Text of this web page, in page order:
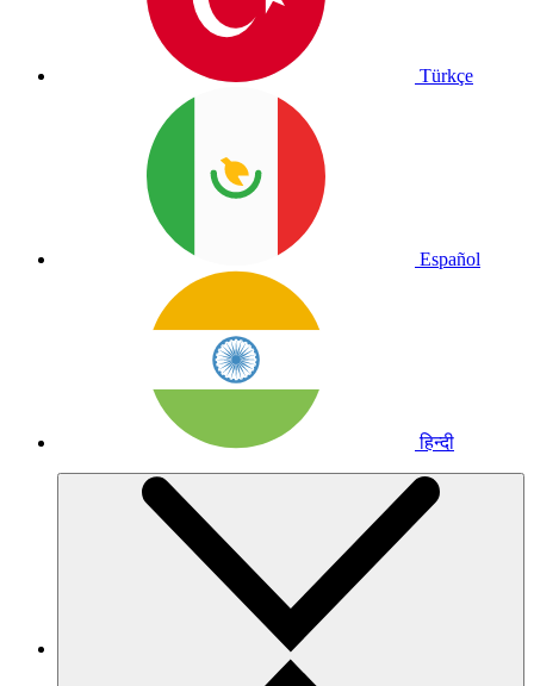
Türkçe
Español
हिन्दी